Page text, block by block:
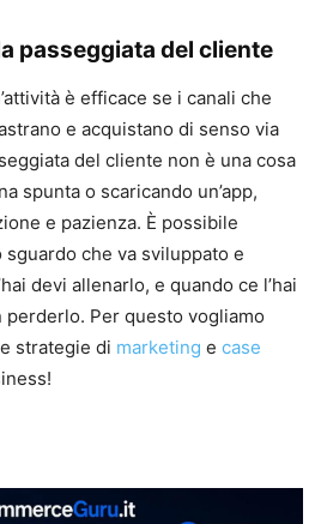
passeggiata del cliente
è efficace se i canali che
e acquistano di senso via
del cliente non è una cosa
spunta o scaricando un’app,
e pazienza. È possibile
che va sviluppato e
devi allenarlo, e quando ce l’hai
Per questo vogliamo
strategie di marketing e case